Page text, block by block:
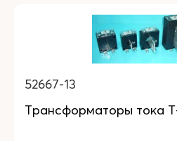
52667-13
Трансформаторы тока